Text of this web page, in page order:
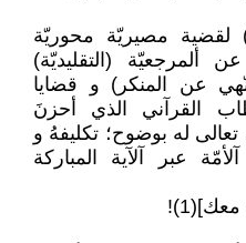
لقضية مصيريّة محوريّة
ألمرجعيّة (التقليديّة)
عن المنكر) و قضايا
القرآني الذي أحزنَ
له بوضوح؛ تكليفهُ و
عبر آلآية المباركة